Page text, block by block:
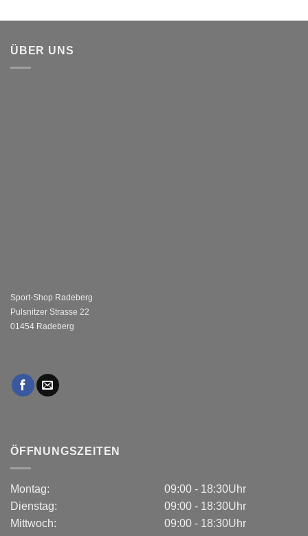
ÜBER UNS
Sport-Shop Radeberg
Pulsnitzer Strasse 22
01454 Radeberg
ÖFFNUNGSZEITEN
Montag:
Dienstag:
Mittwoch:
09:00 - 18:30Uhr
09:00 - 18:30Uhr
09:00 - 18:30Uhr